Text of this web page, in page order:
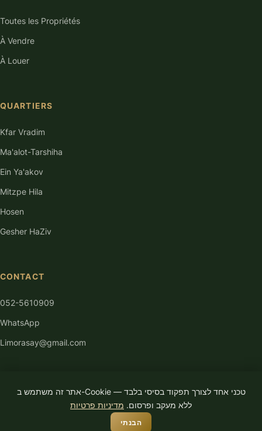
Toutes les Propriétés
À Vendre
À Louer
QUARTIERS
Kfar Vradim
Ma'alot-Tarshiha
Ein Ya'akov
Mitzpe Hila
Hosen
Gesher HaZiv
CONTACT
052-5610909
WhatsApp
Limorasay@gmail.com
© 2026 Limor Asayag. Tous droits réservés.
Accessibilité Conditions
אתר זה משתמש ב-Cookie טכני אחד לצורך תפקוד בסיסי בלבד —
ללא מעקב ופרסום. מדיניות פרטיות
הבנתי